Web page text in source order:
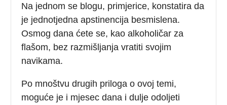
Na jednom se blogu, primjerice, konstatira da
je jednotjedna apstinencija besmislena.
Osmog dana ćete se, kao alkoholičar za
flašom, bez razmišljanja vratiti svojim
navikama.
Po mnoštvu drugih priloga o ovoj temi,
moguće je i mjesec dana i dulje odoljeti